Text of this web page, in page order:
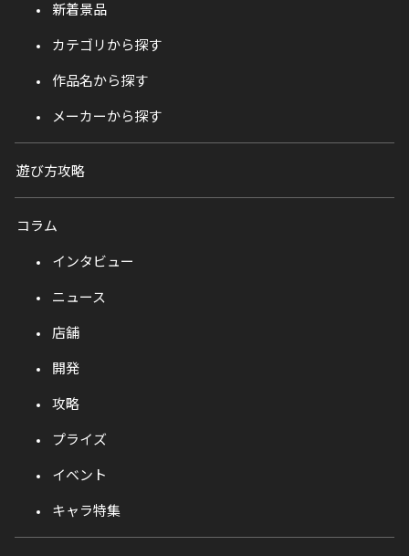
新着景品
カテゴリから探す
作品名から探す
メーカーから探す
遊び方攻略
コラム
インタビュー
ニュース
店舗
開発
攻略
プライズ
イベント
キャラ特集